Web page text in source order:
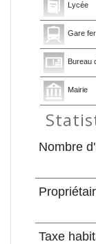
Lycée
Gare
Bureau
Mairie
Nombre
Taxe